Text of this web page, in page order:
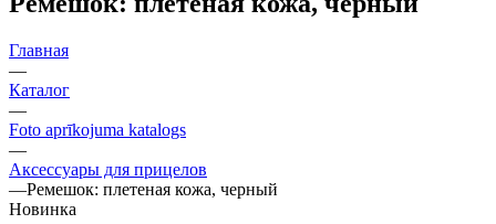
Главная
—
Каталог
—
Foto aprīkojuma katalogs
—
Аксессуары для прицелов
—Ремешок: плетеная кожа, черный
Новинка